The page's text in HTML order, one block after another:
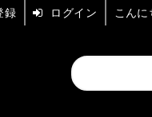
録 ログイン こん